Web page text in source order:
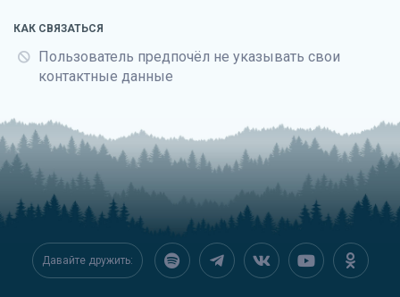
КАК СВЯЗАТЬСЯ
Пользователь предпочёл не указывать свои
контактные данные
Давайте дружить: